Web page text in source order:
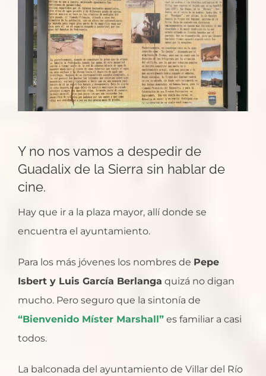
Y no nos vamos a despedir de
Guadalix de la Sierra sin hablar de
cine.
Hay que ir a la plaza mayor, allí donde se
encuentra el ayuntamiento.
Para los más jóvenes los nombres de Pepe
Isbert y Luis García Berlanga quizá no digan
mucho. Pero seguro que la sintonía de
“Bienvenido Míster Marshall” es familiar a casi
todos.
La balconada del ayuntamiento de Villar del Río